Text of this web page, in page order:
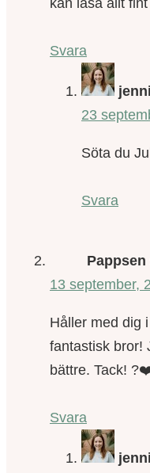
kan läsa allt
Svara
23
Söta du
Svara
Pappsen
13 september,
Håller med dig
fantastisk bror!
bättre. Tack!
Svara